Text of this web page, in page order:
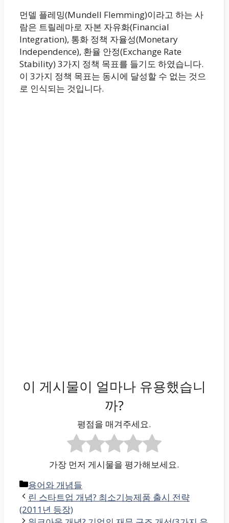
먼델 플레밍(Mundell Flemming)이라고 하는 사
람은 트릴레마로 자본 자유화(Financial
Integration), 통화 정책 자율성(Monetary
Independence), 환율 안정(Exchange Rate
Stability) 3가지 정책 목표를 들기도 하였습니다.
이 3가지 정책 목표는 동시에 달성할 수 없는 것으
로 인식되는 것입니다.
이 게시물이 얼마나 유용했습니
까?
평점을 매겨주세요.
가장 먼저 게시물을 평가해보세요.
카
테
고
용어와 개념들
린 스타트업 개념? 최소기능제품 출시 전략
(2011년 등장)